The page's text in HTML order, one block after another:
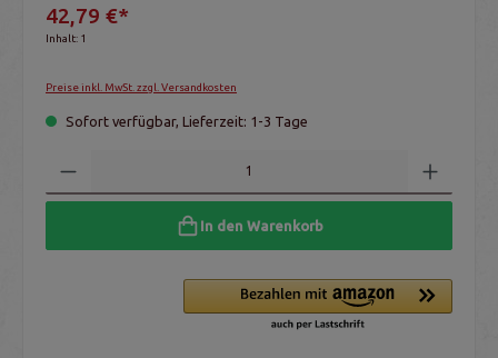
42,79 €*
Inhalt: 1
Preise inkl. MwSt. zzgl. Versandkosten
Sofort verfügbar, Lieferzeit: 1-3 Tage
In den Warenkorb